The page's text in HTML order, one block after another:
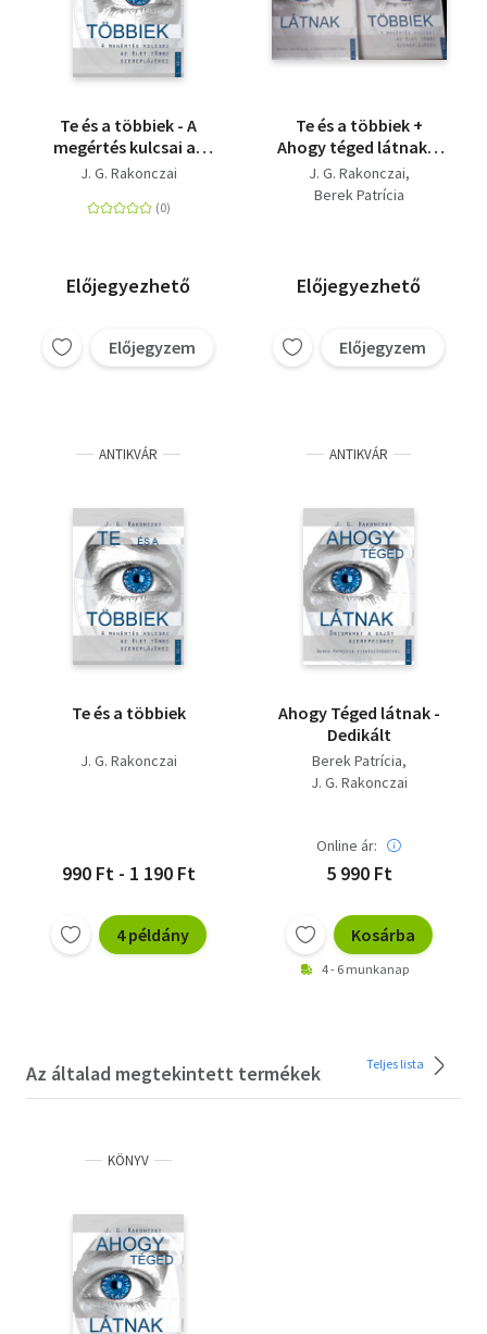
Te és a többiek - A
megértés kulcsai az
élet többi
kötet
J. G. Rakonczai
Előjegyezhető
Előjegyzem
Te és a többiek +
Ahogy téged látnak I-
II.
J. G. Rakonczai
Berek Patrícia
Előjegyezhető
Előjegyzem
ANTIKVÁR
Te és a többiek
J. G. Rakonczai
990 Ft - 1 190 Ft
4 példány
ANTIKVÁR
Ahogy Téged látnak -
Dedikált
Berek Patrícia
J. G. Rakonczai
Online ár:
5 990 Ft
Kosárba
4 - 6 munkanap
Az általad megtekintett termékek Teljes lista
KÖNYV